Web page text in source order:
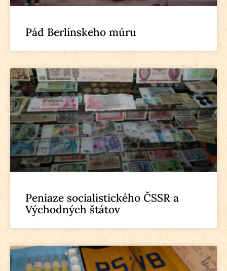
Pád Berlínskeho múru
Peniaze socialistického ČSSR a
Východných štátov